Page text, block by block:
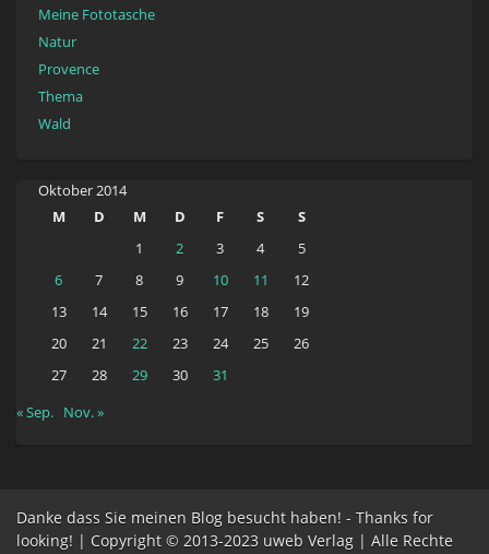
Meine Fototasche
Natur
Provence
Thema
Wald
Oktober 2014
M
D M D F S
S
1
2 3 4
5
6
7 8 9 10 11
12
13
14 15 16 17 18
19
20
21 22 23 24 25
26
27
28 29 30
31
« Sep. Nov. »
Danke dass Sie meinen Blog besucht haben! - Thanks for
looking! | Copyright © 2013-2023 uweb Verlag | Alle Rechte